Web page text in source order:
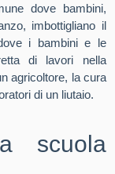
dove bambini,
imbottigliano il
i bambini e le
di lavori nella
agricoltore, la cura
di un liutaio.
scuola